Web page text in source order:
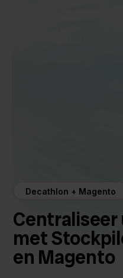
Decathlon + Magento
Centraliseer
met
en Magento